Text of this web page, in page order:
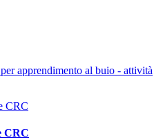
apprendimento al buio - attività
CRC